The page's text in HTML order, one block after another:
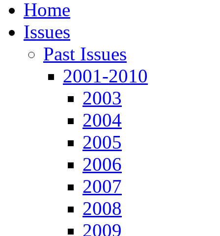
Home
Issues
Past Issues
2001-2010
2003
2004
2005
2006
2007
2008
2009